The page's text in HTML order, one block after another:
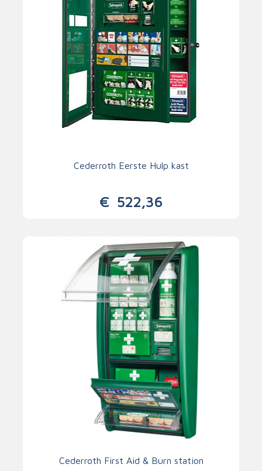
Cederroth Eerste Hulp kast
€ 522,36
Cederroth First Aid & Burn station